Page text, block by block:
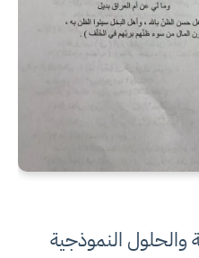
والحلول النموذجية